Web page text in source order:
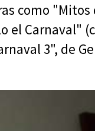
como
el Carnaval"
3", de